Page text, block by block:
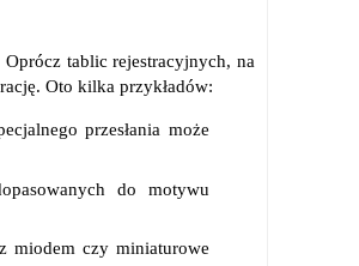
tablic rejestracyjnych, na
Oto kilka przykładów:
przesłania może
do motywu
miodem czy miniaturowe